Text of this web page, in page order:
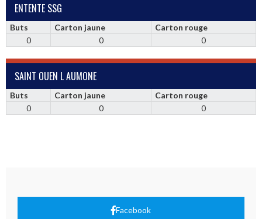
ENTENTE SSG
Buts Carton jaune
Carton rouge
0
0 0
SAINT OUEN L AUMONE
Buts Carton jaune
Carton rouge
0
0 0
Facebook